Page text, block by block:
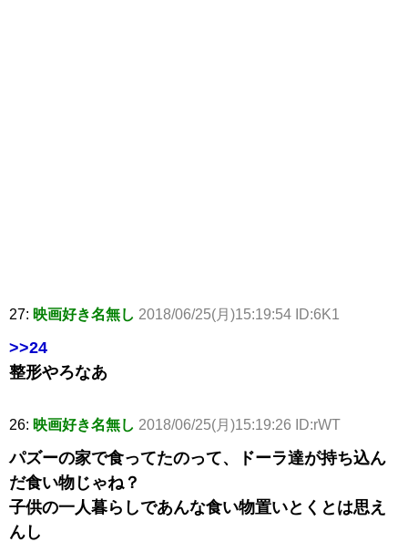
27: 映画好き名無し 2018/06/25(月)15:19:54 ID:6K1
>>24
整形やろなあ
26: 映画好き名無し 2018/06/25(月)15:19:26 ID:rWT
パズーの家で食ってたのって、ドーラ達が持ち込ん
だ食い物じゃね？
子供の一人暮らしであんな食い物置いとくとは思え
んし